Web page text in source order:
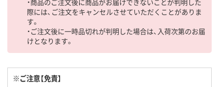
・商品のご注文後に商品がお届けできないことが判明した
際には、ご注文をキャンセルさせていただくことがありま
す。
・ご注文後に一時品切れが判明した場合は、入荷次第のお届
けとなります。
※ご注意【免責】